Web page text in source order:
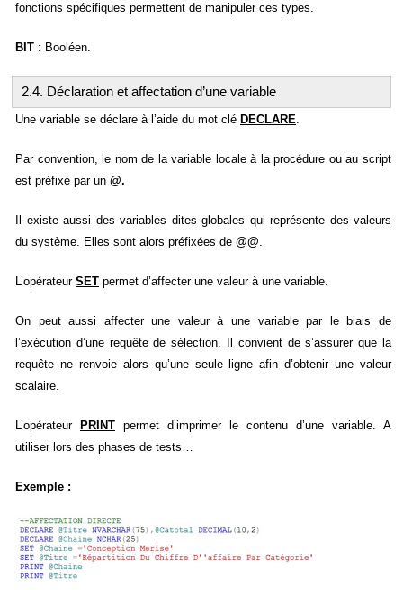
fonctions spécifiques permettent de manipuler ces types.
BIT : Booléen.
2.4. Déclaration et affectation d’une variable
Une variable se déclare à l’aide du mot clé DECLARE.
Par convention, le nom de la variable locale à la procédure ou au script
est préfixé par un @.
Il existe aussi des variables dites globales qui représente des valeurs
du système. Elles sont alors préfixées de @@.
L’opérateur SET permet d’affecter une valeur à une variable.
On peut aussi affecter une valeur à une variable par le biais de
l’exécution d’une requête de sélection. Il convient de s’assurer que la
requête ne renvoie alors qu’une seule ligne afin d’obtenir une valeur
scalaire.
L’opérateur PRINT permet d’imprimer le contenu d’une variable. A
utiliser lors des phases de tests…
Exemple :